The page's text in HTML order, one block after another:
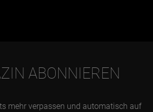
ABONNIEREN
mehr verpassen und automatisch auf